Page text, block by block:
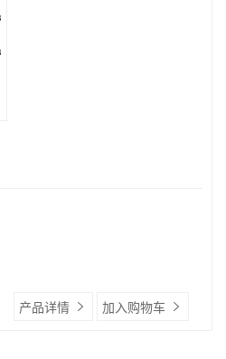
产品详情 加入购物车